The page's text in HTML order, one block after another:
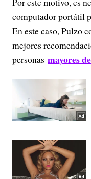
computador portátil
En este caso, Pulzo
mejores
personas mayores